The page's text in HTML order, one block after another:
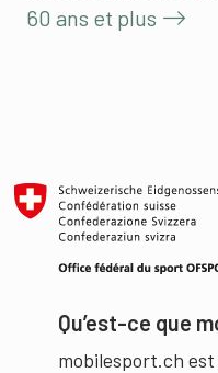
60 ans et plus
Qu’est-ce que
mobilesport.ch